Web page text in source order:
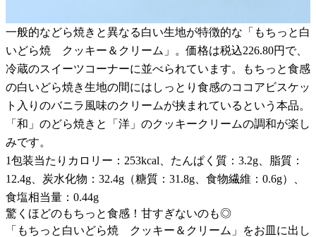
一般的などら焼きと異なる白い生地が特徴的な「もちっと白
いどら焼 クッキー＆クリーム」。価格は税込226.80円で、
冷蔵のスイーツコーナーに並べられています。もちっと食感
の白いどら焼き生地の間にはしっとり食感のココアビスケッ
ト入りのバニラ風味のクリームが挟まれているという本品。
「和」のどら焼きと「洋」のクッキークリームの調和が楽し
みです。
1包装当たりカロリー：253kcal、たんぱく質：3.2g、脂質：
12.4g、炭水化物：32.4g（糖質：31.8g、食物繊維：0.6g）、
食塩相当量：0.44g
驚くほどのもちっと食感！甘すぎないのも◎
「もちっと白いどら焼 クッキー＆クリーム」をお皿に出し